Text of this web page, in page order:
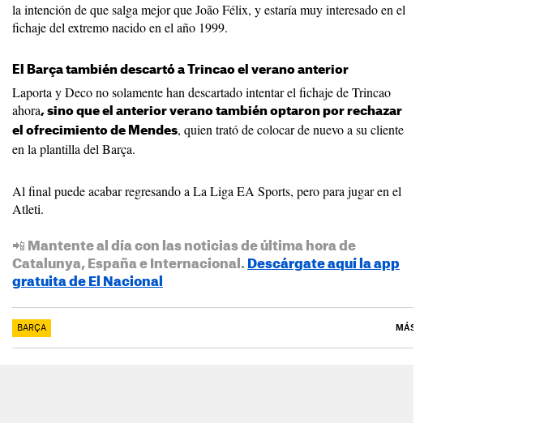
la intención de que salga mejor que João Félix, y estaría muy interesado en el
fichaje del extremo nacido en el año 1999.
El Barça también descartó a Trincao el verano anterior
Laporta y Deco no solamente han descartado intentar el fichaje de Trincao
ahora, sino que el anterior verano también optaron por rechazar
el ofrecimiento de Mendes, quien trató de colocar de nuevo a su cliente
en la plantilla del Barça.
Al final puede acabar regresando a La Liga EA Sports, pero para jugar en el
Atleti.
📲 Mantente al día con las noticias de última hora de
Catalunya, España e Internacional. Descárgate aquí la app
gratuita de El Nacional
BARÇA MÁS